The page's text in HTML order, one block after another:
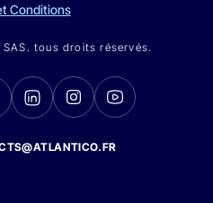
Conditions
tous droits réservés.